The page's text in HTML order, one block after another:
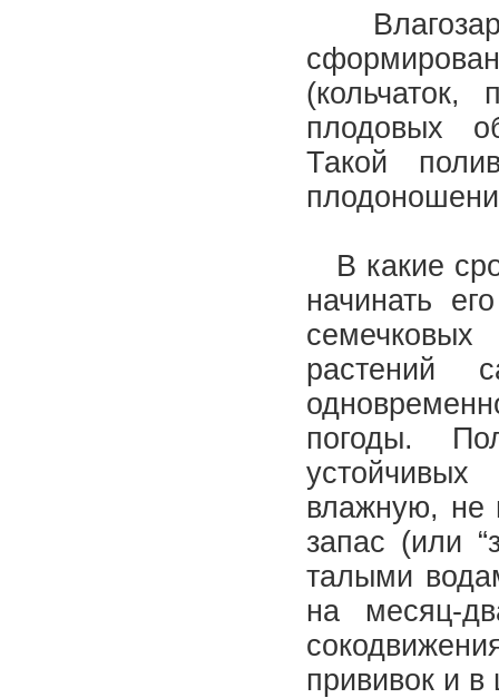
(кольчаток,
плодовых
Такой
В какие
начинать
растений
погоды.
влажную, не
запас (или
талыми
на месяц-
прививок и